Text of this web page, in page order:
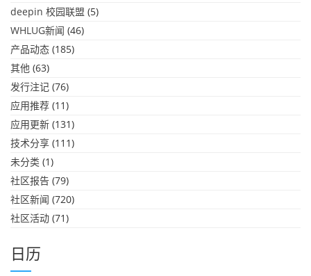
deepin 校园联盟 (5)
WHLUG新闻 (46)
产品动态 (185)
其他 (63)
发行注记 (76)
应用推荐 (11)
应用更新 (131)
技术分享 (111)
未分类 (1)
社区报告 (79)
社区新闻 (720)
社区活动 (71)
日历